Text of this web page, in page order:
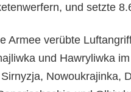
und setzte
Armee verübte
und Hawryliwka
Nowoukrajinka,